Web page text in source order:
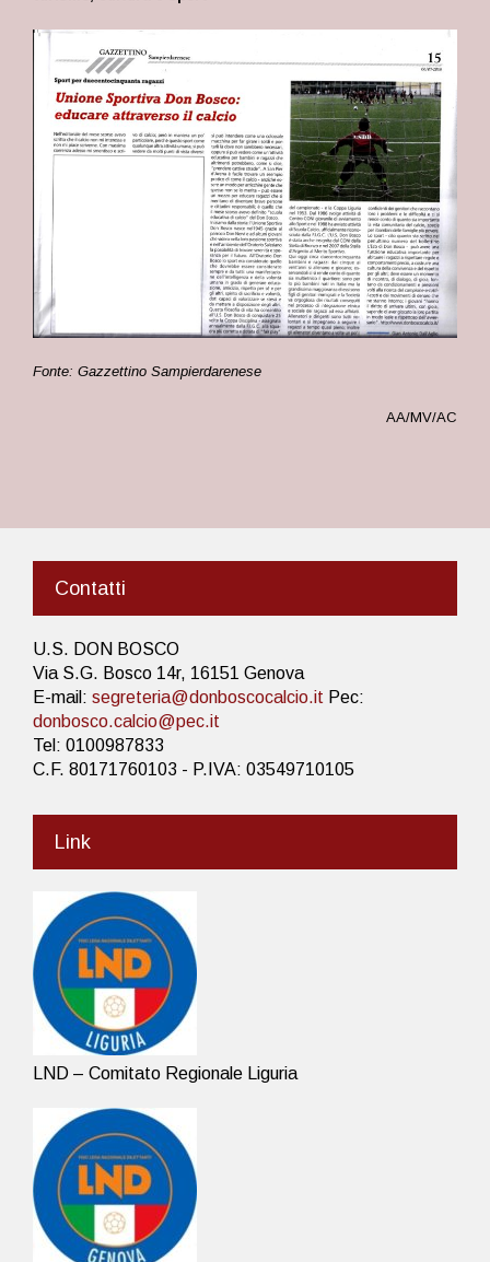
Fonte: Gazzettino Sampierdarenese
AA/MV/AC
Contatti
U.S. DON BOSCO
Via S.G. Bosco 14r, 16151 Genova
E-mail: segreteria@donboscocalcio.it Pec:
donbosco.calcio@pec.it
Tel: 0100987833
C.F. 80171760103 - P.IVA: 03549710105
Link
LND – Comitato Regionale Liguria